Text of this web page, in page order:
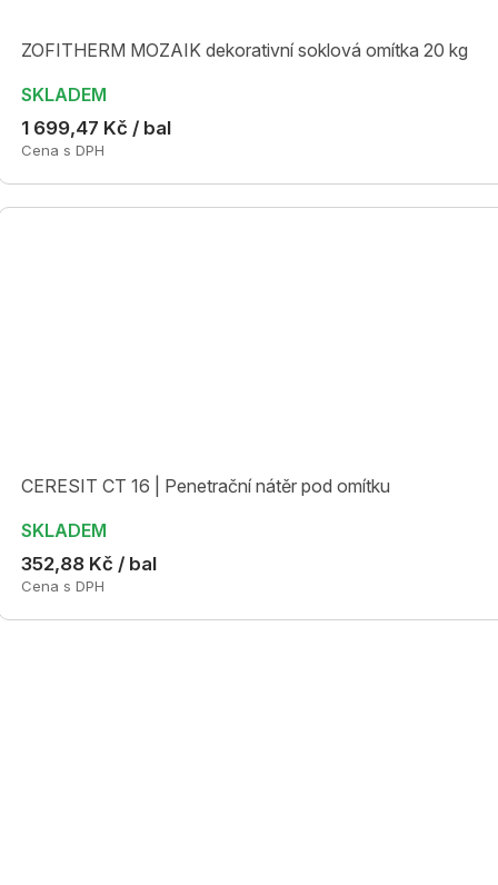
ZOFITHERM MOZAIK dekorativní soklová omítka 20 kg
SKLADEM
1 699,47 Kč / bal
Cena s DPH
CERESIT CT 16 | Penetrační nátěr pod omítku
SKLADEM
352,88 Kč / bal
Cena s DPH